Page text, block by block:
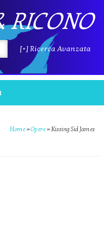
RICONO
[+] Ricerca Avanzata
Home »Opere »Kissing Sid James